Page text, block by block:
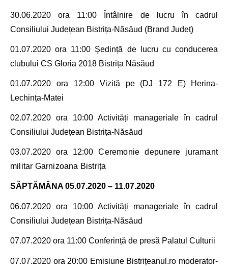
30.06.2020 ora 11:00 Întâlnire de lucruîn cadrul
Consiliului Județean Bistrița-Năsăud (Brand Județ)
01.07.2020 ora 11:00 Ședință de lucru cu conducerea
clubului CS Gloria 2018 Bistrița Năsăud
01.07.2020 ora 12:00 Vizită pe (DJ 172 E) Herina-
Lechința-Matei
02.07.2020 ora 10:00 Activități manageriale în cadrul
Consiliului Județean Bistrița-Năsăud
03.07.2020 ora 12:00Ceremonie depunere juramant
militar Garnizoana Bistrița
SĂPTĂMÂNA 05.07.2020 – 11.07.2020
06.07.2020 ora 10:00 Activități manageriale în cadrul
Consiliului Județean Bistrița-Năsăud
07.07.2020 ora 11:00 Conferință de presă Palatul Culturii
07.07.2020 ora 20:00 Emisiune Bistrițeanul.ro moderator-